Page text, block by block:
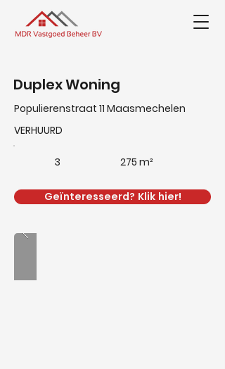
Duplex Woning
Populierenstraat 11 Maasmechelen
VERHUURD
3 275 m²
Geïnteresseerd? Klik hier!